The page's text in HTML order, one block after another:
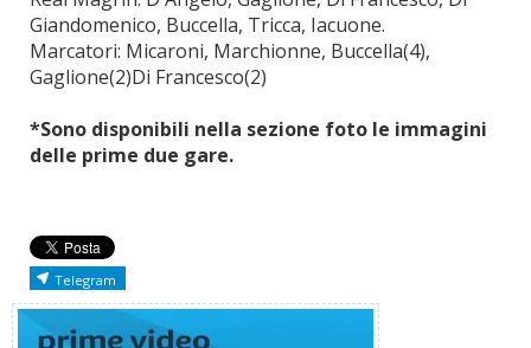
Giandomenico, Buccella, Tricca, Iacuone.
Marcatori: Micaroni, Marchionne, Buccella(4),
Gaglione(2)Di Francesco(2)
*Sono disponibili nella sezione foto le immagini
delle prime due gare.
Telegram